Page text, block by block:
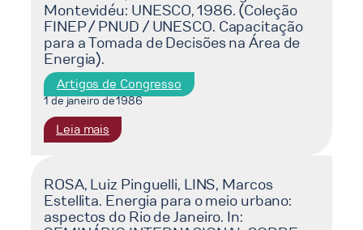
Brescia,
1986.
9
planification
energétique
dans
les
PVD:
methodologie
de
la
formation
des
cadres;
Montevidéu: UNESCO, 1986. (Coleção
FINEP / PNUD / UNESCO. Capacitação
para a Tomada de Decisões na Área de
Energia).
Artigos de Congresso
1 de janeiro de 1986
Leia mais
LA
Emílio
Lèbre.
(Org.),
ROSA, Luiz Pinguelli, LINS, Marcos
Estellita. Energia para o meio urbano:
aspectos do Rio de Janeiro. In: